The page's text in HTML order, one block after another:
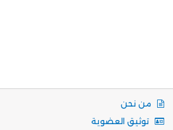
من نحن
توثيق العضوية